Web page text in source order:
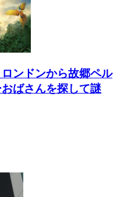
ロンドンから故郷ペル
ばさんを探して謎